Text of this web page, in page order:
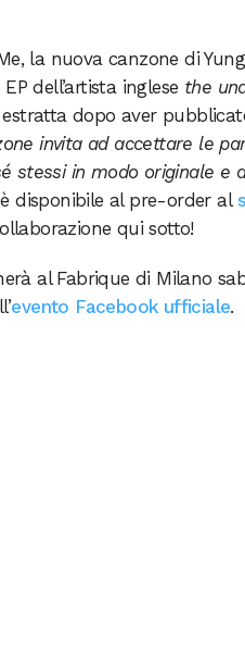
la nuova canzone di
dell’artista inglese the
dopo aver
invita ad accettare le
stessi in modo originale e
disponibile al pre-order al
qui sotto!
al Fabrique di Milano
evento Facebook ufficiale.